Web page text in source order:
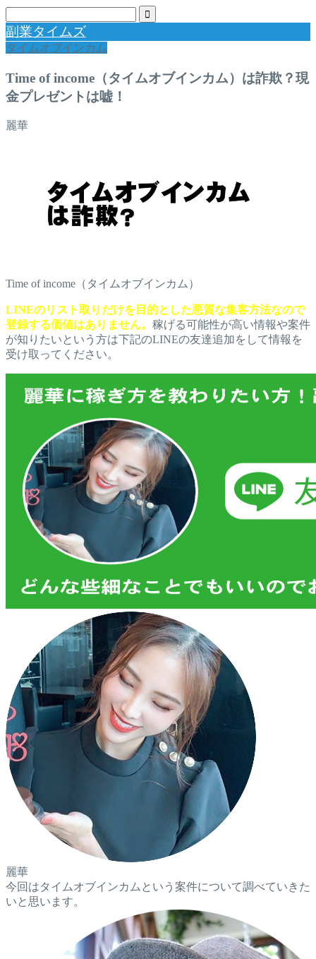
副業タイムズ
タイムオブインカム
Time of income（タイムオブインカム）は詐欺？現
金プレゼントは嘘！
麗華
Time of income（タイムオブインカム）
LINEのリスト取りだけを目的とした悪質な集客方法なので
登録する価値はありません。 稼げる可能性が高い情報や案件
が知りたいという方は下記のLINEの友達追加をして情報を
受け取ってください。
麗華
今回はタイムオブインカムという案件について調べていきた
いと思います。